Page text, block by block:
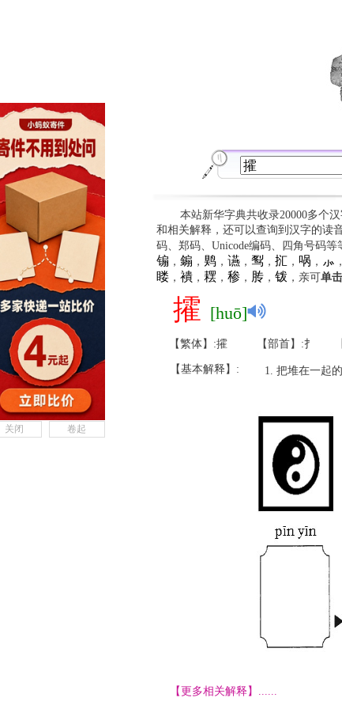
本站新华字典共收录20000多个
和相关解释，还可以查询到汉字的读
码、郑码、Unicode编码、四角号码等
䦂 ， 䥇 ， 䴗， 䜩， 䴕， 㧟 ， 㖞 ， ⺗ ，
䁖， 䙡， 䎬 ， 䅟， 䏝， 䥽，亲可单击
攉 [huō]
【繁体】:攉 【部首】:扌
【基本解释】: 把堆在一起
【更多相关解释】......
关闭 卷起